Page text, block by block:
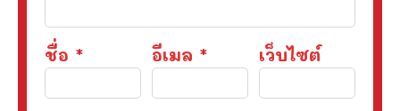
ชื่อ * อีเมล * เว็บไซต์